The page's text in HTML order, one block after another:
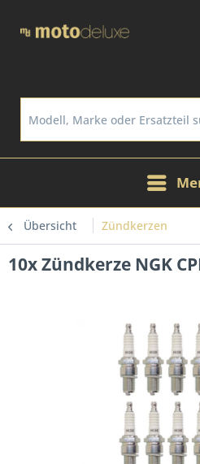
Übersicht Zündkerzen
10x Zündkerze NGK